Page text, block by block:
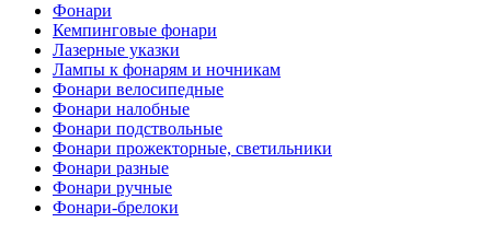
Фонари
Кемпинговые фонари
Лазерные указки
Лампы к фонарям и ночникам
Фонари велосипедные
Фонари налобные
Фонари подствольные
Фонари прожекторные, светильники
Фонари разные
Фонари ручные
Фонари-брелоки